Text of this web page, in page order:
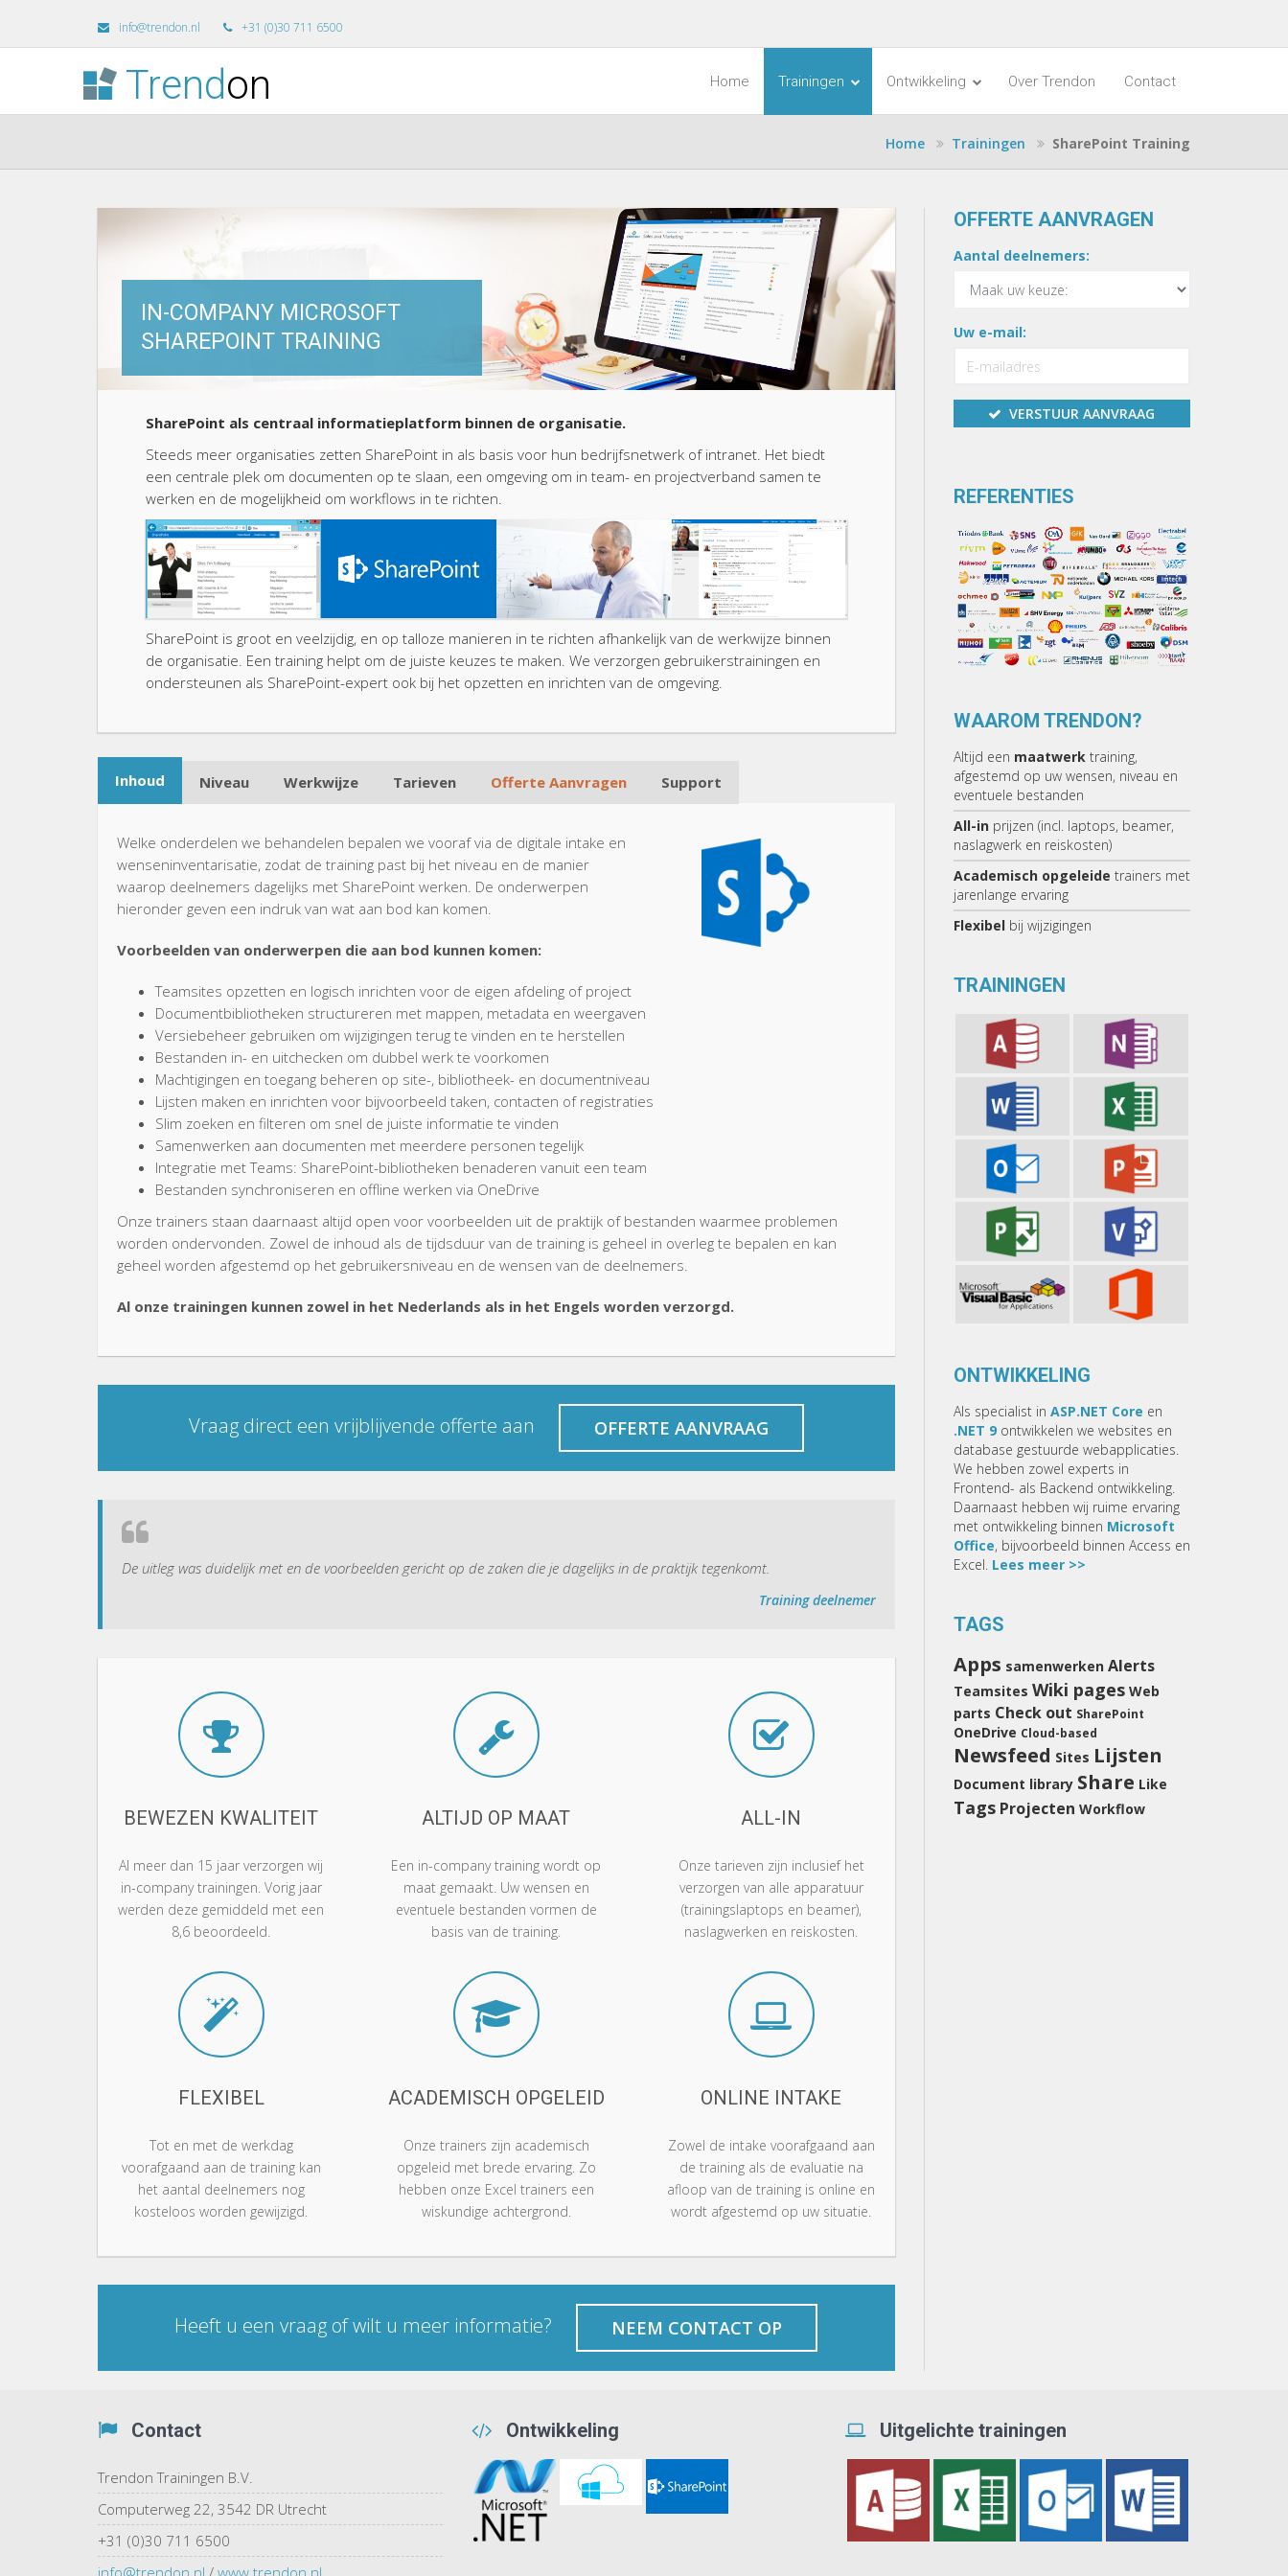
info@trendon.nl +31 (0)30 711 6500
Trendon Home Trainingen Ontwikkeling Over Trendon Contact
Home Trainingen SharePoint Training
IN-COMPANY MICROSOFT
SHAREPOINT TRAINING
SharePoint als centraal informatieplatform binnen de organisatie.
Steeds meer organisaties zetten SharePoint in als basis voor hun bedrijfsnetwerk of intranet. Het biedt
een centrale plek om documenten op te slaan, een omgeving om in team- en projectverband samen te
werken en de mogelijkheid om workflows in te richten.
SharePoint is groot en veelzijdig, en op talloze manieren in te richten afhankelijk van de werkwijze binnen
de organisatie. Een training helpt om de juiste keuzes te maken. We verzorgen gebruikerstrainingen en
ondersteunen als SharePoint-expert ook bij het opzetten en inrichten van de omgeving.
Inhoud Niveau Werkwijze Tarieven Offerte Aanvragen Support
Welke onderdelen we behandelen bepalen we vooraf via de digitale intake en
wenseninventarisatie, zodat de training past bij het niveau en de manier
waarop deelnemers dagelijks met SharePoint werken. De onderwerpen
hieronder geven een indruk van wat aan bod kan komen.
Voorbeelden van onderwerpen die aan bod kunnen komen:
Teamsites opzetten en logisch inrichten voor de eigen afdeling of project
Documentbibliotheken structureren met mappen, metadata en weergaven
Versiebeheer gebruiken om wijzigingen terug te vinden en te herstellen
Bestanden in- en uitchecken om dubbel werk te voorkomen
Machtigingen en toegang beheren op site-, bibliotheek- en documentniveau
Lijsten maken en inrichten voor bijvoorbeeld taken, contacten of registraties
Slim zoeken en filteren om snel de juiste informatie te vinden
Samenwerken aan documenten met meerdere personen tegelijk
Integratie met Teams: SharePoint-bibliotheken benaderen vanuit een team
Bestanden synchroniseren en offline werken via OneDrive
Onze trainers staan daarnaast altijd open voor voorbeelden uit de praktijk of bestanden waarmee problemen
worden ondervonden. Zowel de inhoud als de tijdsduur van de training is geheel in overleg te bepalen en kan
geheel worden afgestemd op het gebruikersniveau en de wensen van de deelnemers.
Al onze trainingen kunnen zowel in het Nederlands als in het Engels worden verzorgd.
Vraag direct een vrijblijvende offerte aan OFFERTE AANVRAAG
De uitleg was duidelijk met en de voorbeelden gericht op de zaken die je dagelijks in de praktijk tegenkomt.
Training deelnemer
BEWEZEN KWALITEIT
Al meer dan 15 jaar verzorgen wij
in-company trainingen. Vorig jaar
werden deze gemiddeld met een
8,6 beoordeeld.
ALTIJD OP MAAT
Een in-company training wordt op
maat gemaakt. Uw wensen en
eventuele bestanden vormen de
basis van de training.
ALL-IN
Onze tarieven zijn inclusief het
verzorgen van alle apparatuur
(trainingslaptops en beamer),
naslagwerken en reiskosten.
FLEXIBEL
Tot en met de werkdag
voorafgaand aan de training kan
het aantal deelnemers nog
kosteloos worden gewijzigd.
ACADEMISCH OPGELEID
Onze trainers zijn academisch
opgeleid met brede ervaring. Zo
hebben onze Excel trainers een
wiskundige achtergrond.
ONLINE INTAKE
Zowel de intake voorafgaand aan
de training als de evaluatie na
afloop van de training is online en
wordt afgestemd op uw situatie.
Heeft u een vraag of wilt u meer informatie? NEEM CONTACT OP
OFFERTE AANVRAGEN
Aantal deelnemers:
Uw e-mail:
VERSTUUR AANVRAAG
REFERENTIES
WAAROM TRENDON?
Altijd een maatwerktraining,
afgestemd op uw wensen, niveau en
eventuele bestanden
All-inprijzen (incl. laptops, beamer,
naslagwerk en reiskosten)
Academisch opgeleide trainers met
jarenlange ervaring
Flexibelbij wijzigingen
TRAININGEN
ONTWIKKELING
Als specialist in ASP.NET Core en
.NET 9ontwikkelen we websites en
database gestuurde webapplicaties.
We hebben zowel experts in
Frontend- als Backend ontwikkeling.
Daarnaast hebben wij ruime ervaring
met ontwikkeling binnen Microsoft
Office, bijvoorbeeld binnen Access en
Excel. Lees meer >>
TAGS
Apps samenwerken Alerts
Teamsites Wiki pages Web
parts Check out SharePoint
OneDrive Cloud-based
Newsfeed Sites Lijsten
Document library Share Like
Tags Projecten Workflow
Contact
Trendon Trainingen B.V.
Computerweg 22, 3542 DR Utrecht
+31 (0)30 711 6500
Ontwikkeling Uitgelichte trainingen